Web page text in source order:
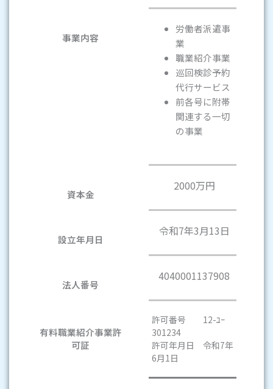
事業内容
労働者派遣事
業
職業紹介事業
巡回検診予約
代行サービス
前各号に附帯
関連する一切
の事業
資本金
2000万円
設立年月日
令和7年3月13日
法人番号
4040001137908
有料職業紹介事業許
可証
許可番号 12-ﾕｰ
301234
許可年月日 令和7年
6月1日